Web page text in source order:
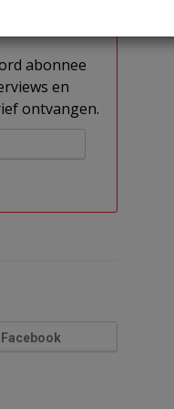
abonnee
en
ontvangen.